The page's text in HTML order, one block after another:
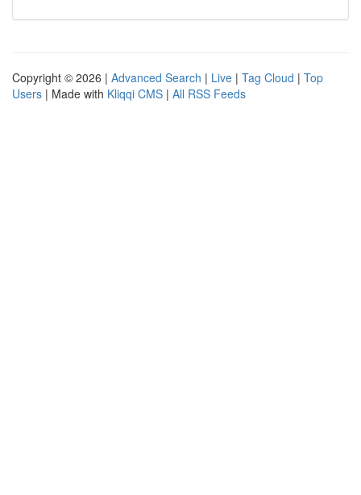
Copyright © 2026 | Advanced Search | Live | Tag Cloud | Top
Users | Made with Kliqqi CMS | All RSS Feeds